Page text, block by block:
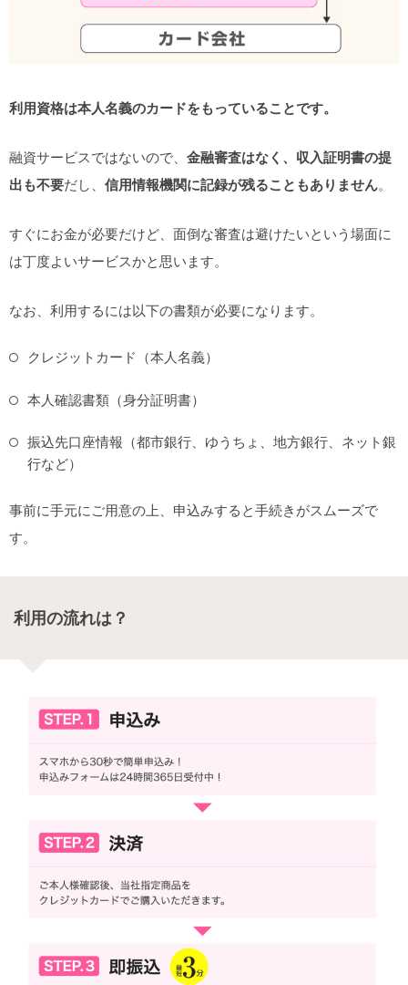
利用資格は本人名義のカードをもっていることです。
融資サービスではないので、 金融審査はなく、収入証明書の提
出も不要だし、 信用情報機関に記録が残ることもありません。
すぐにお金が必要だけど、面倒な審査は避けたいという場面に
は丁度よいサービスかと思います。
なお、利用するには以下の書類が必要になります。
クレジットカード（本人名義）
本人確認書類（身分証明書）
振込先口座情報（都市銀行、ゆうちょ、地方銀行、ネット銀
行など）
事前に手元にご用意の上、申込みすると手続きがスムーズで
す。
利用の流れは？